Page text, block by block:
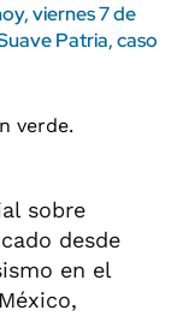
viernes 7 de
Patria, caso
sobre
desde
en el